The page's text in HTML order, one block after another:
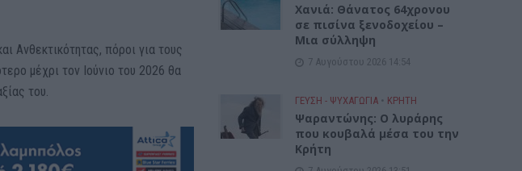
Ανθεκτικότητας, πόροι για τους
μέχρι τον Ιούνιο του 2026 θα
του.
Χανιά: Θάνατος 64χρονου
σε πισίνα ξενοδοχείου –
Μια σύλληψη
7 Αυγούστου 2026 14:54
ΓΕΎΣΗ - ΨΥΧΑΓΩΓΊΑ • ΚΡΗΤΗ
Ψαραντώνης: Ο λυράρης
που κουβαλά μέσα του την
Κρήτη